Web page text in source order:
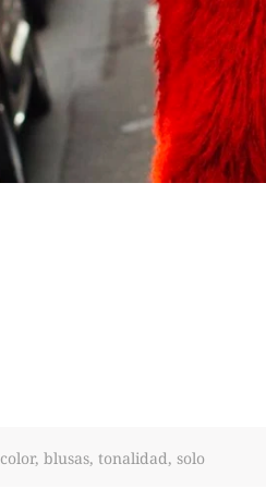
color, blusas, tonalidad, solo